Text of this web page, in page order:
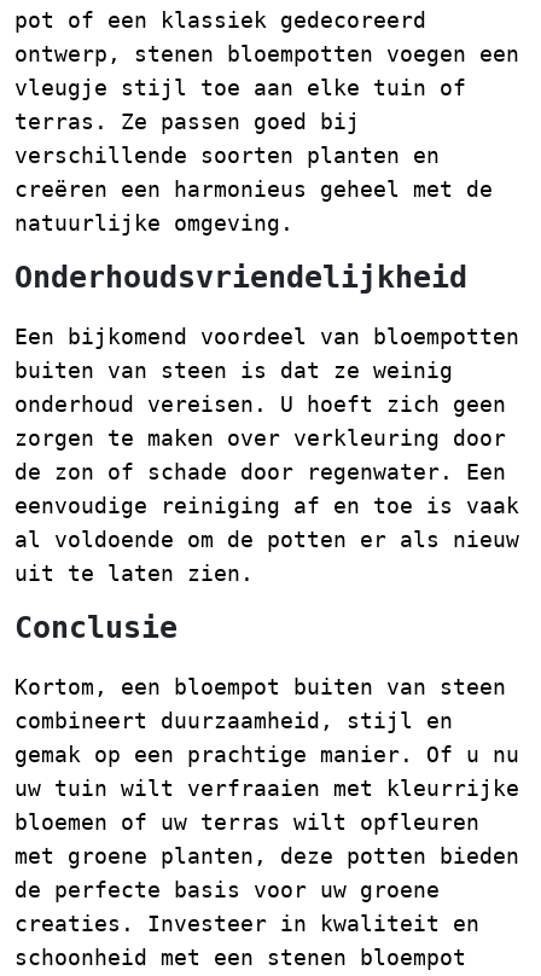
pot of een klassiek gedecoreerd
ontwerp, stenen bloempotten voegen een
vleugje stijl toe aan elke tuin of
terras. Ze passen goed bij
verschillende soorten planten en
creëren een harmonieus geheel met de
natuurlijke omgeving.
Onderhoudsvriendelijkheid
Een bijkomend voordeel van bloempotten
buiten van steen is dat ze weinig
onderhoud vereisen. U hoeft zich geen
zorgen te maken over verkleuring door
de zon of schade door regenwater. Een
eenvoudige reiniging af en toe is vaak
al voldoende om de potten er als nieuw
uit te laten zien.
Conclusie
Kortom, een bloempot buiten van steen
combineert duurzaamheid, stijl en
gemak op een prachtige manier. Of u nu
uw tuin wilt verfraaien met kleurrijke
bloemen of uw terras wilt opfleuren
met groene planten, deze potten bieden
de perfecte basis voor uw groene
creaties. Investeer in kwaliteit en
schoonheid met een stenen bloempot